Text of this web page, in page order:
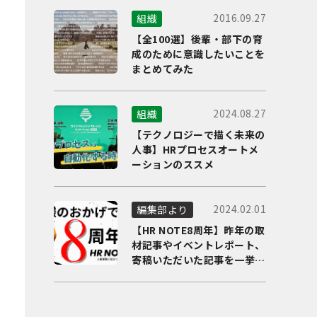
組織
2016.09.27
【全100選】後輩・部下の育
成のために意識したいことを
まとめてみた
組織
2024.08.27
【テクノロジーで描く未来の
人事】HRプロセスオートメ
ーションのススメ
編集部より
2024.02.01
【HR NOTE8周年】昨年の取
材記事やイベントレポート、
寄稿いただいた記事を一挙に